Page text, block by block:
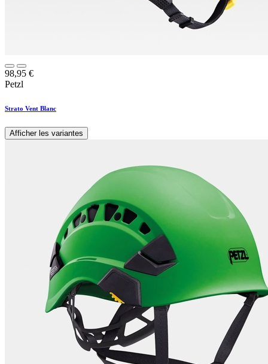
98,95 €
Petzl
Strato Vent Blanc
Afficher les variantes